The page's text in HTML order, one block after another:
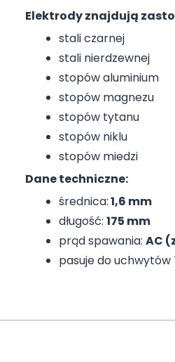
Elektrody znajdują
stali czarnej
stali nierdzewnej
stopów aluminium
stopów magnezu
stopów tytanu
stopów niklu
stopów miedzi
Dane techniczne:
średnica:1,6 mm
długość: 175 mm
prąd spawania: AC
pasuje do uchwytów